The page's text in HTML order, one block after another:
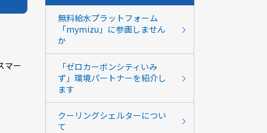
マー
無料給水プラットフォーム
「mymizu」に参画しません
か
「ゼロカーボンシティいみ
ず」環境パートナーを紹介し
ます
クーリングシェルターについ
て